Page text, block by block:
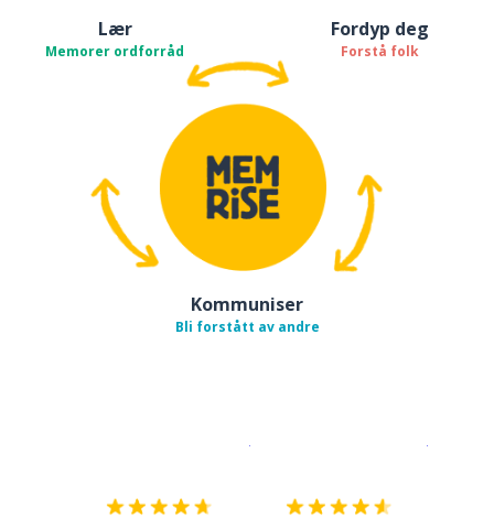
Lær
Memorer ordforråd
Fordyp deg
Forstå folk
Kommuniser
Bli forstått av andre